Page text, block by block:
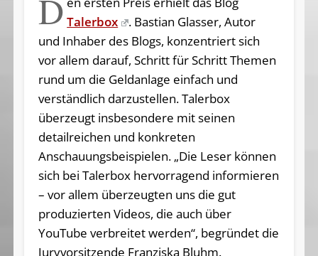
D Talerbox
. Bastian Glasser, Autor
und Inhaber des Blogs, konzentriert sich
vor allem darauf, Schritt für Schritt Themen
rund um die Geldanlage einfach und
verständlich darzustellen. Talerbox
überzeugt insbesondere mit seinen
detailreichen und konkreten
Anschauungsbeispielen. „Die Leser können
sich bei Talerbox hervorragend informieren
– vor allem überzeugten uns die gut
produzierten Videos, die auch über
YouTube verbreitet werden“, begründet die
Juryvorsitzende Franziska Bluhm.